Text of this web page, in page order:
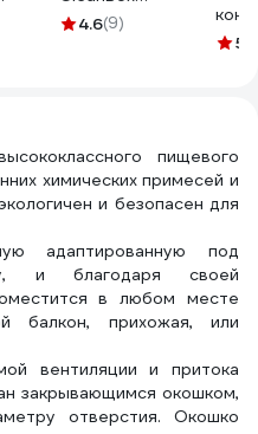
Professional
4.6(9)
5
пищевого
химических примесей и
и безопасен для
адаптированную под
и благодаря своей
в любом месте
балкон, прихожая, или
вентиляции и притока
закрывающимся окошком,
отверстия. Окошко